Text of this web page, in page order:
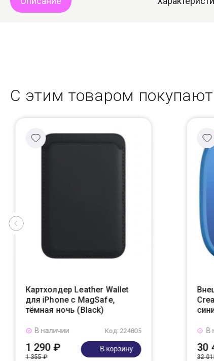
С этим товаром покупают
Картхолдер Leather Wallet
для iPhone с MagSafe,
тёмная ночь (Black)
Код: 224805
В наличии
1 290 ₽
1 355 ₽
В корзину
В
30
32